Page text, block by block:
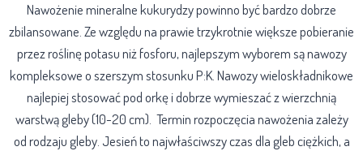
Nawożenie mineralne kukurydzy powinno być bardzo dobrze
zbilansowane. Ze względu na prawie trzykrotnie większe pobieranie
przez roślinę potasu niż fosforu, najlepszym wyborem są nawozy
kompleksowe o szerszym stosunku P:K. Nawozy wieloskładnikowe
najlepiej stosować pod orkę i dobrze wymieszać z wierzchnią
warstwą gleby (10-20 cm). Termin rozpoczęcia nawożenia zależy
od rodzaju gleby. Jesień to najwłaściwszy czas dla gleb ciężkich, a